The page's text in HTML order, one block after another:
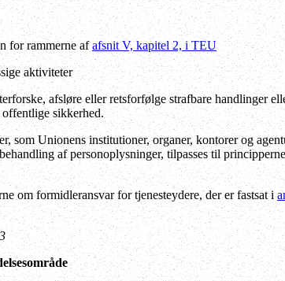
for rammerne afafsnit V, kapitel 2, i TEU
aktiviteter
afsløre eller retsforfølge strafbare handlinger
sikkerhed.
som Unionens institutioner, organer, kontorer og
af personoplysninger, tilpasses til
om formidleransvar for tjenesteydere, der er fastsat i